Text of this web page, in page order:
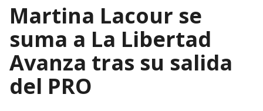
Martina Lacour se
suma a La Libertad
Avanza tras su salida
del PRO